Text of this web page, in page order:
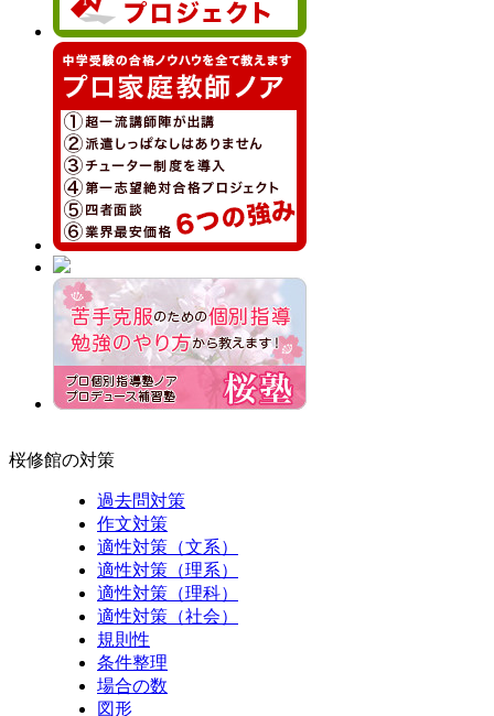
桜修館の対策
過去問対策
作文対策
適性対策（文系）
適性対策（理系）
適性対策（理科）
適性対策（社会）
規則性
条件整理
場合の数
図形